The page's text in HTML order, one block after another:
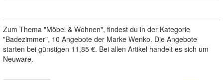
Zum Thema "Möbel & Wohnen", findest du in der Kategorie
"Badezimmer", 10 Angebote der Marke Wenko. Die Angebote
starten bei günstigen 11,85 €. Bei allen Artikel handelt es sich um
Neuware.